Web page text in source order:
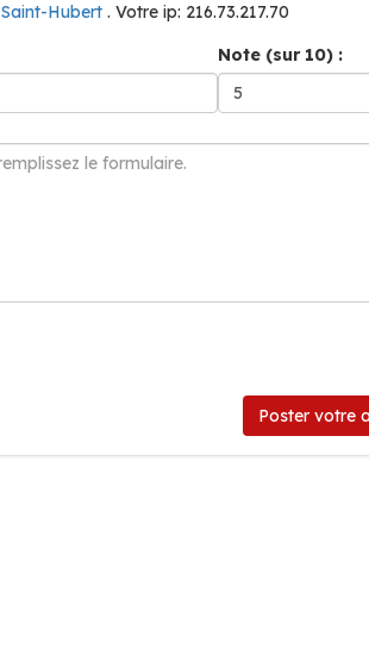
Hubert . Votre ip: 216.73.217.70
Note (sur 10) :
Poster votre